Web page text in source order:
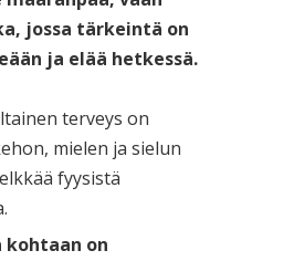
jossa tärkeintä on
ja elää hetkessä.
terveys on
mielen ja sielun
fyysistä
kohtaan on